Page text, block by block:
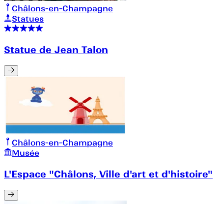
Châlons-en-Champagne
Statues
Statue de Jean Talon
Châlons-en-Champagne
Musée
L'Espace "Châlons, Ville d'art et d'histoire"